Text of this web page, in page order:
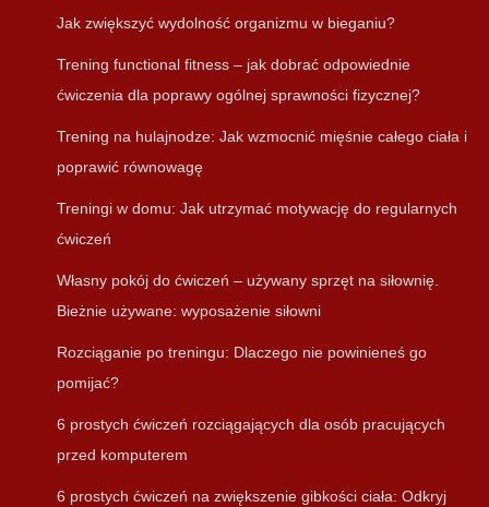
Jak zwiększyć wydolność organizmu w bieganiu?
Trening functional fitness – jak dobrać odpowiednie
ćwiczenia dla poprawy ogólnej sprawności fizycznej?
Trening na hulajnodze: Jak wzmocnić mięśnie całego ciała i
poprawić równowagę
Treningi w domu: Jak utrzymać motywację do regularnych
ćwiczeń
Własny pokój do ćwiczeń – używany sprzęt na siłownię.
Bieżnie używane: wyposażenie siłowni
Rozciąganie po treningu: Dlaczego nie powinieneś go
pomijać?
6 prostych ćwiczeń rozciągających dla osób pracujących
przed komputerem
6 prostych ćwiczeń na zwiększenie gibkości ciała: Odkryj